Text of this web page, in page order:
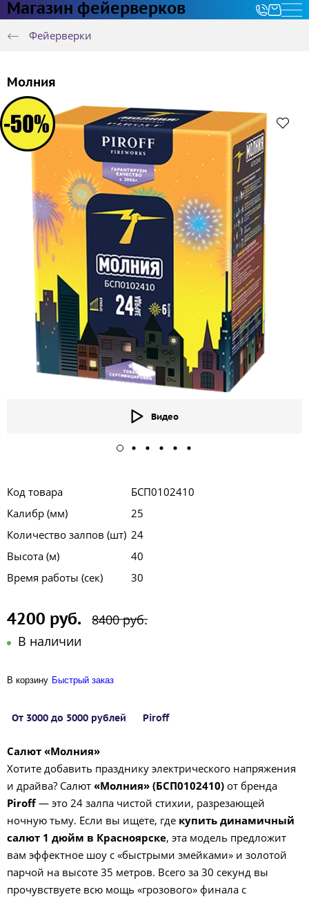
Магазин фейерверков
Фейерверки
Молния
Видео
Код товара
БСП0102410
Калибр (мм)
25
Количество залпов (шт) 24
Высота (м)
40
Время работы (сек)
30
4200 руб.
8400 руб.
В наличии
В корзину Быстрый заказ
От 3000 до 5000 рублей Piroff
Салют «Молния»
Хотите добавить празднику электрического напряжения
и драйва? Салют «Молния» (БСП0102410) от бренда
Piroff— это 24 залпа чистой стихии, разрезающей
ночную тьму. Если вы ищете, где купить динамичный
салют 1 дюйм в Красноярске, эта модель предложит
вам эффектное шоу с «быстрыми змейками» и золотой
парчой на высоте 35 метров. Всего за 30 секунд вы
прочувствуете всю мощь «грозового» финала с